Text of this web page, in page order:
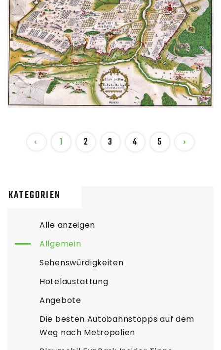
‹ 1 2 3 4 5 ›
KATEGORIEN
Alle anzeigen
Allgemein
Sehenswürdigkeiten
Hotelaustattung
Angebote
Die besten Autobahnstopps auf dem
Weg nach Metropolien